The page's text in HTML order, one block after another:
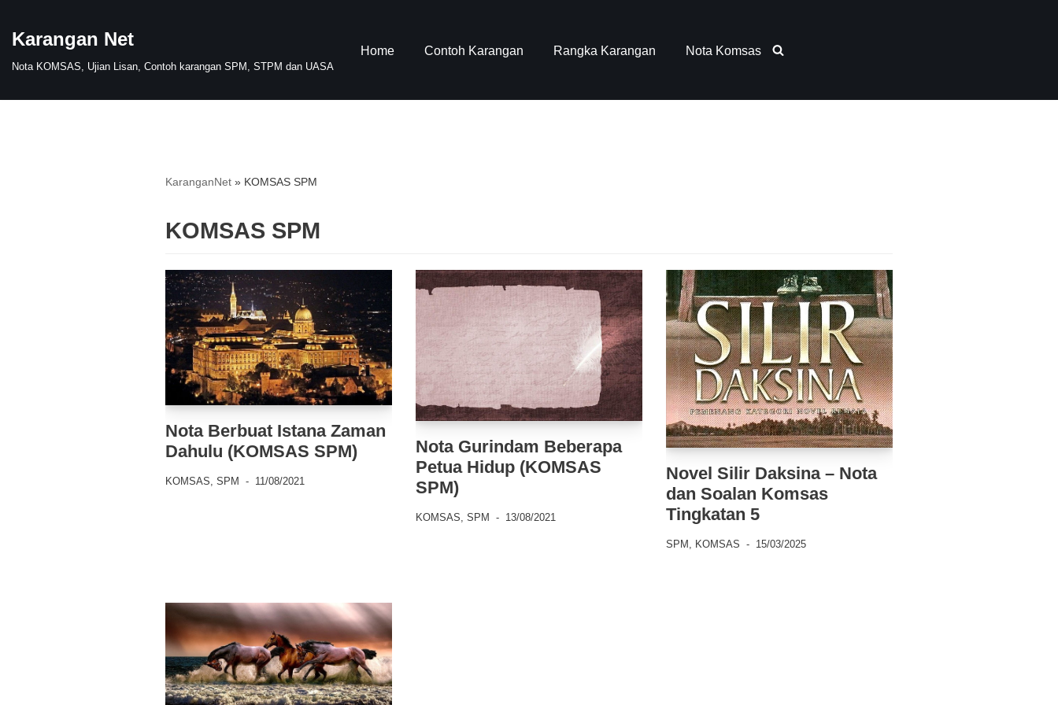
Skip
to
Karangan Net
Nota KOMSAS, Ujian Lisan, Contoh karangan SPM, STPM dan UASA
Home Contoh Karangan Rangka Karangan Nota Komsas
KaranganNet» KOMSAS SPM
KOMSAS SPM
Nota Berbuat Istana Zaman
Dahulu (KOMSAS SPM)
KOMSAS, SPM 11/08/2021
Nota Gurindam Beberapa
Petua Hidup (KOMSAS
SPM)
KOMSAS, SPM 13/08/2021
Novel Silir Daksina – Nota
dan Soalan Komsas
Tingkatan 5
SPM KOMSAS 15/03/2025